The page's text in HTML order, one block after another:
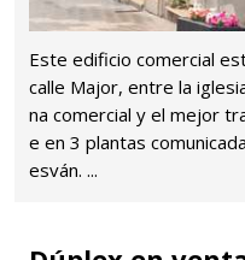
Este edificio comercial
calle Major, entre la
na comercial y el mejor
e en 3 plantas
esván. ...